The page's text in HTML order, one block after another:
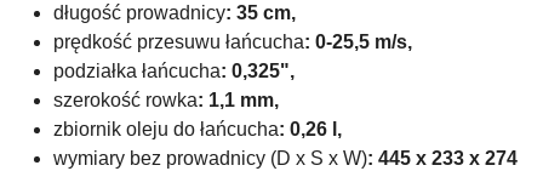
długość prowadnicy: 35 cm,
prędkość przesuwu łańcucha: 0-25,5 m/s,
podziałka łańcucha: 0,325",
szerokość rowka: 1,1 mm,
zbiornik oleju do łańcucha: 0,26 l,
wymiary bez prowadnicy (D x S x W): 445 x 233 x 274